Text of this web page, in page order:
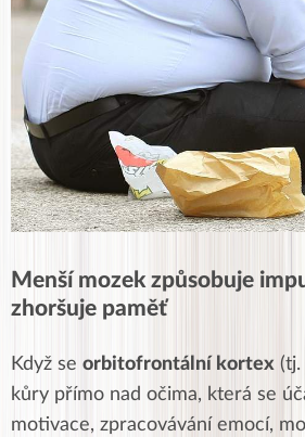
Menší mozek způsobuje
zhoršuje paměť
Když se orbitofrontální kortex (tj.
kůry přímo nad očima, která se
motivace, zpracovávání emocí,